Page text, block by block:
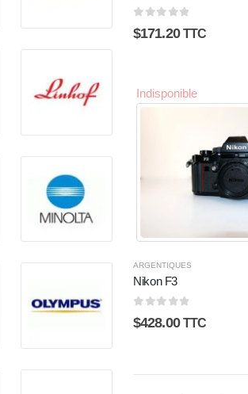
0
$171.20 TTC
Indisponible
ARGENTIQUES
Nikon F3
0
$428.00 TTC